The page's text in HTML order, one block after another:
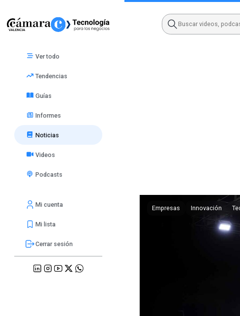
content
Ver todo
Tendencias
Guías
Informes
Noticias
Videos
Podcasts
Mi cuenta
Mi lista
Cerrar sesión
Empresas Innovación